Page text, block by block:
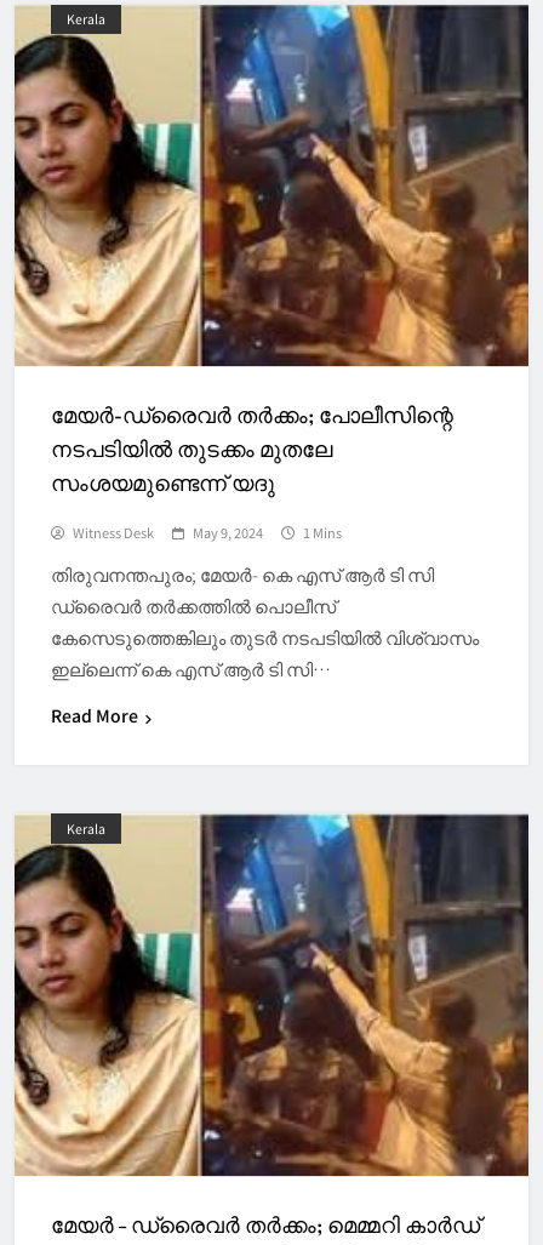
Kerala
മേയർ-ഡ്രൈവർ തർക്കം; പോലീസിന്റെ
നടപടിയിൽ തുടക്കം മുതലേ
സംശയമുണ്ടെന്ന് യദു
Witness Desk May 9, 2024 1 Mins
തിരുവനന്തപുരം; മേയർ- കെ എസ് ആർ ടി സി
ഡ്രൈവർ തർക്കത്തിൽ പൊലീസ്
കേസെടുത്തെങ്കിലും തുടര്‍ നടപടിയില്‍ വിശ്വാസം
ഇല്ലെന്ന് കെ എസ് ആര്‍ ടി സി…
Read More
Kerala
മേയർ – ഡ്രൈവർ തർക്കം; മെമ്മറി കാർഡ്